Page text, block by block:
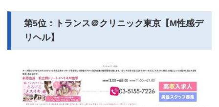
第5位：トランス＠クリニック東京【M性感デ
リヘル】